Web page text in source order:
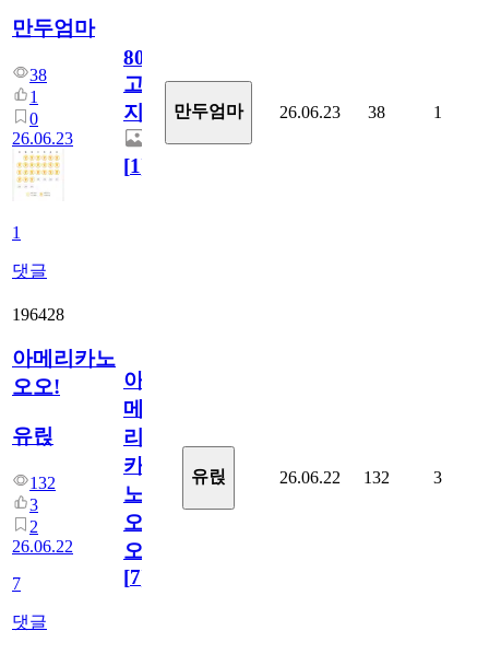
만두엄마
38
1
0
26.06.23
1
댓글
800
고
지.
[1]
만두엄마 26.06.23 38 1
196428
아메리카노
오오!
유릱
132
3
2
26.06.22
7
댓글
아
메
리
카
노
오
오!
[7]
유릱 26.06.22 132 3